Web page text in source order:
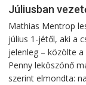
Júliusban
Mathias Mentrop
július 1-jétől, aki a
jelenleg – közölte a
Penny leköszönő
szerint elmondta: